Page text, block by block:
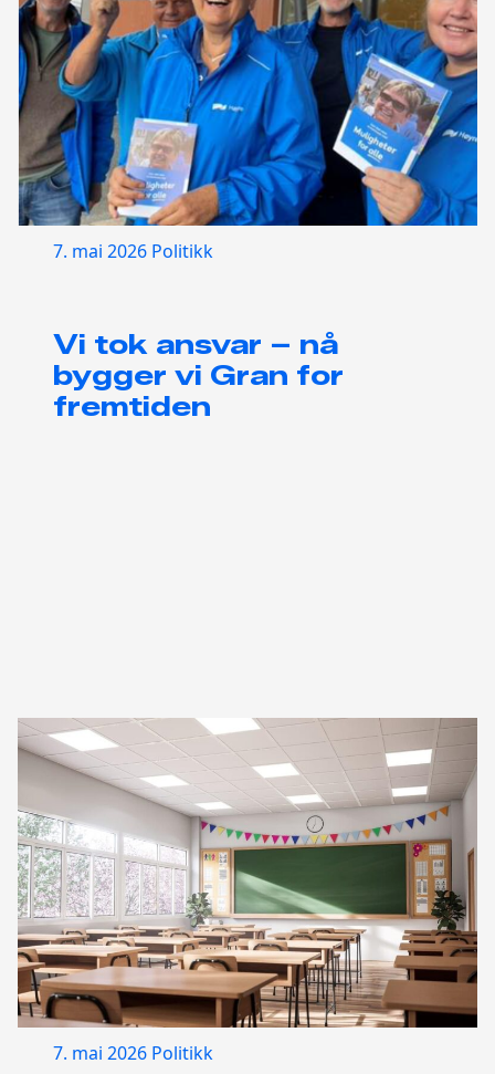
7. mai 2026 Politikk
Vi tok ansvar – nå
bygger vi Gran for
fremtiden
7. mai 2026 Politikk